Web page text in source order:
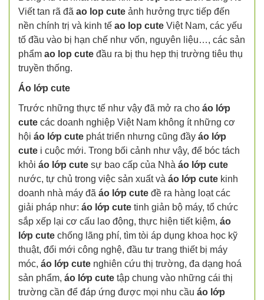
Viết tan rã đã ao lop cute ảnh hưởng trực tiếp đến
nền chính trị và kinh tế ao lop cute Việt Nam, các yếu
tố đầu vào bị hạn chế như vốn, nguyên liệu…, các sản
phẩm ao lop cute đầu ra bị thu hẹp thị trường tiêu thụ
truyền thống.
Áo lớp cute
Trước những thực tế như vậy đã mở ra cho áo lớp
cute các doanh nghiệp Việt Nam không ít những cơ
hội áo lớp cute phát triển nhưng cũng đầy áo lớp
cute i cuộc mới. Trong bối cảnh như vậy, để bóc tách
khỏi áo lớp cute sự bao cấp của Nhà áo lớp cute
nước, tự chủ trong việc sản xuất và áo lớp cute kinh
doanh nhà máy đã áo lớp cute đề ra hàng loạt các
giải pháp như: áo lớp cute tinh giản bộ máy, tổ chức
sắp xếp lại cơ cấu lao động, thực hiện tiết kiệm, áo
lớp cute chống lãng phí, tìm tòi áp dụng khoa học kỹ
thuật, đổi mới công nghệ, đầu tư trang thiết bị máy
móc, áo lớp cute nghiên cứu thị trường, đa dạng hoá
sản phẩm, áo lớp cute tập chung vào những cái thị
trường cần để đáp ứng được mọi nhu cầu áo lớp